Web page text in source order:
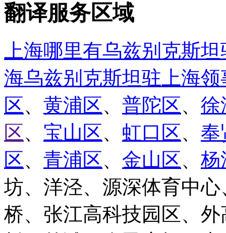
翻译服务区域
上海哪里有乌兹别克斯
海乌兹别克斯坦驻上海
区、 黄浦区、 普陀区、 徐
区、 宝山区、 虹口区、 奉
区、 青浦区、 金山区、 杨
坊、洋泾、源深体育中
桥、张江高科技园区、